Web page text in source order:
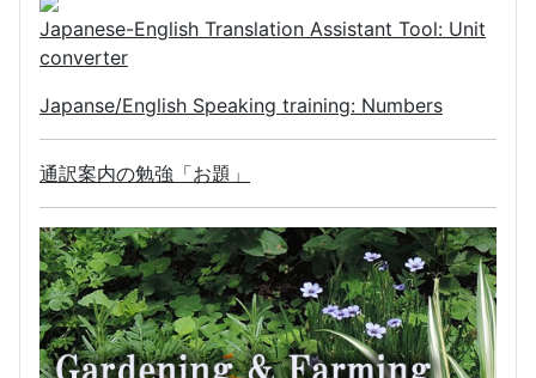
Japanese-English Translation Assistant Tool: Unit
converter
Japanse/English Speaking training: Numbers
通訳案内の勉強「お題」